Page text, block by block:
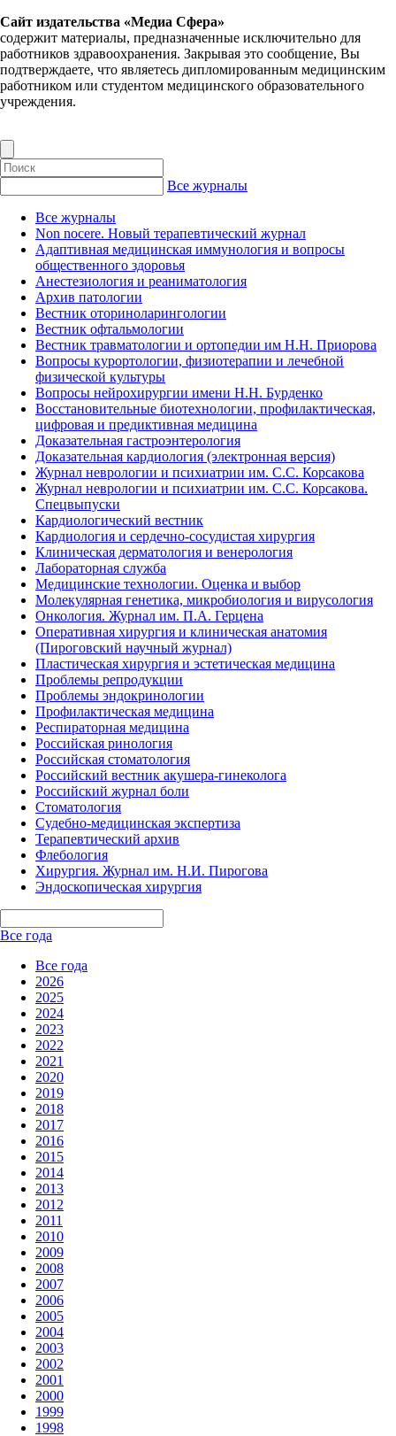
Сайт издательства «Медиа Сфера»
содержит материалы, предназначенные исключительно для
работников здравоохранения. Закрывая это сообщение, Вы
подтверждаете, что являетесь дипломированным медицинским
работником или студентом медицинского образовательного
учреждения.
Все журналы
Все журналы
Non nocere. Новый терапевтический журнал
Адаптивная медицинская иммунология и вопросы
общественного здоровья
Анестезиология и реаниматология
Архив патологии
Вестник оториноларингологии
Вестник офтальмологии
Вестник травматологии и ортопедии им Н.Н. Приорова
Вопросы курортологии, физиотерапии и лечебной
физической культуры
Вопросы нейрохирургии имени Н.Н. Бурденко
Восстановительные биотехнологии, профилактическая,
цифровая и предиктивная медицина
Доказательная гастроэнтерология
Доказательная кардиология (электронная версия)
Журнал неврологии и психиатрии им. С.С. Корсакова
Журнал неврологии и психиатрии им. С.С. Корсакова.
Спецвыпуски
Кардиологический вестник
Кардиология и сердечно-сосудистая хирургия
Клиническая дерматология и венерология
Лабораторная служба
Медицинские технологии. Оценка и выбор
Молекулярная генетика, микробиология и вирусология
Онкология. Журнал им. П.А. Герцена
Оперативная хирургия и клиническая анатомия
(Пироговский научный журнал)
Пластическая хирургия и эстетическая медицина
Проблемы репродукции
Проблемы эндокринологии
Профилактическая медицина
Респираторная медицина
Российская ринология
Российская стоматология
Российский вестник акушера-гинеколога
Российский журнал боли
Стоматология
Судебно-медицинская экспертиза
Терапевтический архив
Флебология
Хирургия. Журнал им. Н.И. Пирогова
Эндоскопическая хирургия
Все года
Все года
2026
2025
2024
2023
2022
2021
2020
2019
2018
2017
2016
2015
2014
2013
2012
2011
2010
2009
2008
2007
2006
2005
2004
2003
2002
2001
2000
1999
1998